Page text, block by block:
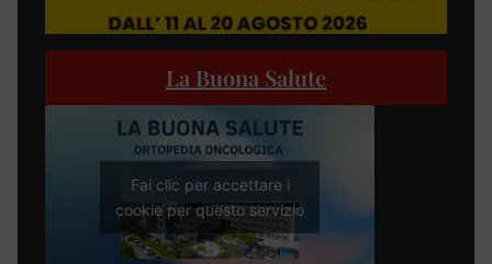
La Buona Salute
Fai clic per accettare i
cookie per questo servizio